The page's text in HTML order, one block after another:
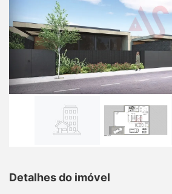
Detalhes do imóvel